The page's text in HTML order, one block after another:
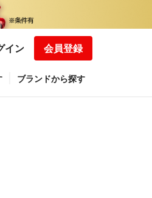
イン 会員登録
ブランドから探す